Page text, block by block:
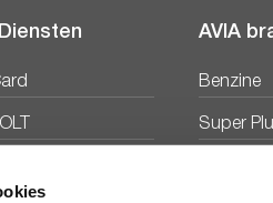
AVIA
Benzine
Super